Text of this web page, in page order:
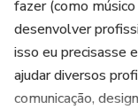
fazer (como
desenvolver
isso eu precisasse
ajudar diversos
comunicação,